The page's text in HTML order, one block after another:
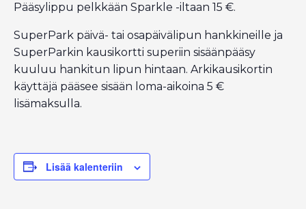
Pääsylippu pelkkään Sparkle -iltaan 15 €.
SuperPark päivä- tai osapäivälipun hankkineille ja
SuperParkin kausikortti superiin sisäänpääsy
kuuluu hankitun lipun hintaan. Arkikausikortin
käyttäjä pääsee sisään loma-aikoina 5 €
lisämaksulla.
Lisää kalenteriin